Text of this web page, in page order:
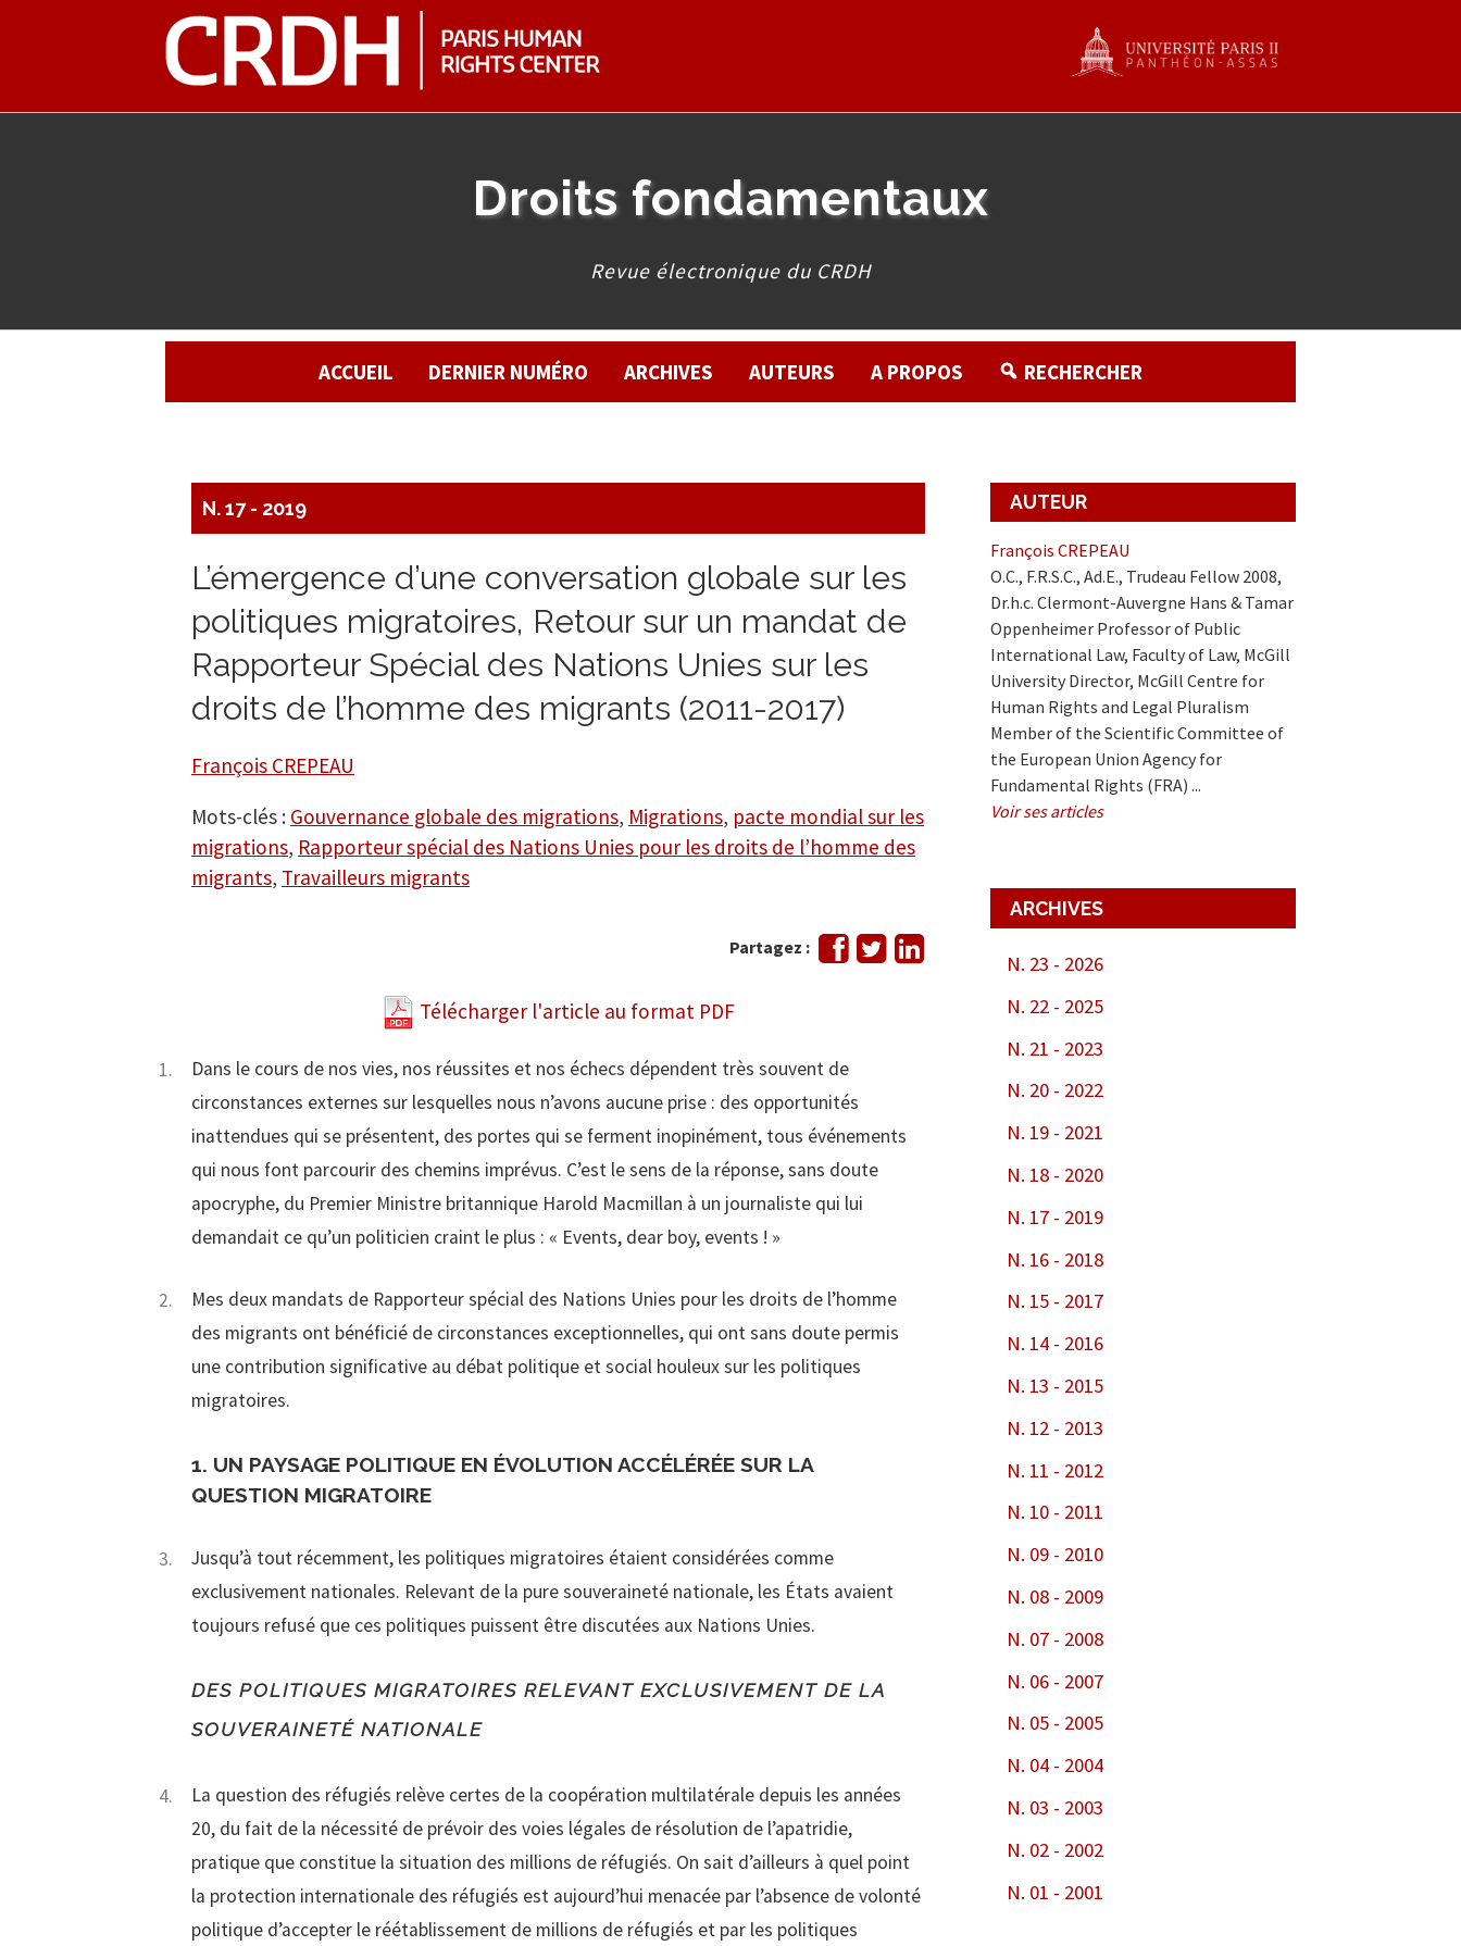
Droits fondamentaux
Revue électronique du CRDH
ACCUEIL DERNIER NUMÉRO ARCHIVES AUTEURS A PROPOS RECHERCHER
N. 17 - 2019
L’émergence d’une conversation globale sur les
politiques migratoires, Retour sur un mandat de
Rapporteur Spécial des Nations Unies sur les
droits de l’homme des migrants (2011-2017)
François CREPEAU
Mots-clés : Gouvernance globale des migrations, Migrations, pacte mondial sur les
migrations, Rapporteur spécial des Nations Unies pour les droits de l’homme des
migrants, Travailleurs migrants
Partagez :
Partager
sur
TweeterPartager
Télécharger l'article au format PDF
Dans le cours de nos vies, nos réussites et nos échecs dépendent très souvent de
circonstances externes sur lesquelles nous n’avons aucune prise : des opportunités
inattendues qui se présentent, des portes qui se ferment inopinément, tous événements
qui nous font parcourir des chemins imprévus. C’est le sens de la réponse, sans doute
apocryphe, du Premier Ministre britannique Harold Macmillan à un journaliste qui lui
demandait ce qu’un politicien craint le plus : « Events, dear boy, events ! »
Mes deux mandats de Rapporteur spécial des Nations Unies pour les droits de l’homme
des migrants ont bénéficié de circonstances exceptionnelles, qui ont sans doute permis
une contribution significative au débat politique et social houleux sur les politiques
migratoires.
1. UN PAYSAGE POLITIQUE EN ÉVOLUTION ACCÉLÉRÉE SUR LA
QUESTION MIGRATOIRE
Jusqu’à tout récemment, les politiques migratoires étaient considérées comme
exclusivement nationales. Relevant de la pure souveraineté nationale, les États avaient
toujours refusé que ces politiques puissent être discutées aux Nations Unies.
DES POLITIQUES MIGRATOIRES RELEVANT EXCLUSIVEMENT DE LA
SOUVERAINETÉ NATIONALE
La question des réfugiés relève certes de la coopération multilatérale depuis les années
20, du fait de la nécessité de prévoir des voies légales de résolution de l’apatridie,
pratique que constitue la situation des millions de réfugiés. On sait d’ailleurs à quel point
la protection internationale des réfugiés est aujourd’hui menacée par l’absence de volonté
politique d’accepter le réétablissement de millions de réfugiés et par les politiques
AUTEUR
François CREPEAU
O.C., F.R.S.C., Ad.E., Trudeau Fellow 2008,
Dr.h.c. Clermont-Auvergne Hans & Tamar
Oppenheimer Professor of Public
International Law, Faculty of Law, McGill
University Director, McGill Centre for
Human Rights and Legal Pluralism
Member of the Scientific Committee of
the European Union Agency for
Fundamental Rights (FRA) ...
Voir ses articles
ARCHIVES
N. 23 - 2026
N. 22 - 2025
N. 21 - 2023
N. 20 - 2022
N. 19 - 2021
N. 18 - 2020
N. 17 - 2019
N. 16 - 2018
N. 15 - 2017
N. 14 - 2016
N. 13 - 2015
N. 12 - 2013
N. 11 - 2012
N. 10 - 2011
N. 09 - 2010
N. 08 - 2009
N. 07 - 2008
N. 06 - 2007
N. 05 - 2005
N. 04 - 2004
N. 03 - 2003
N. 02 - 2002
N. 01 - 2001